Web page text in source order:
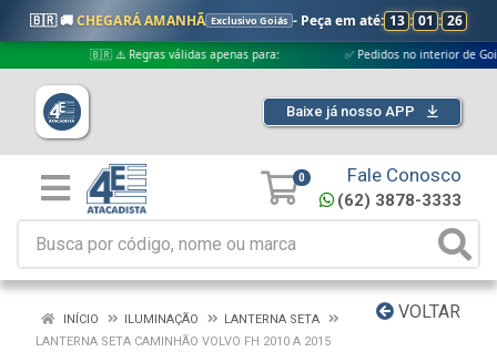
🇧🇷 🚚CHEGARÁ AMANHÃ Exclusivo Goiás - Peça em até: 13 : 01 : 26
🇧🇷 ⚠️ Regras válidas apenas para: ✅ Pedidos no interior de Goiás
Baixe já nosso APP
0 Fale Conosco
(62) 3878-3333
VOLTAR
INÍCIO ILUMINAÇÃO
LANTERNA SETA
LANTERNA SETA CAMINHÃO VOLVO FH 2010 A 2015